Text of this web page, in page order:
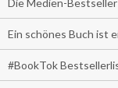
Ein schönes Buch ist
#BookTok